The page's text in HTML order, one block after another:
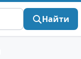
Найти